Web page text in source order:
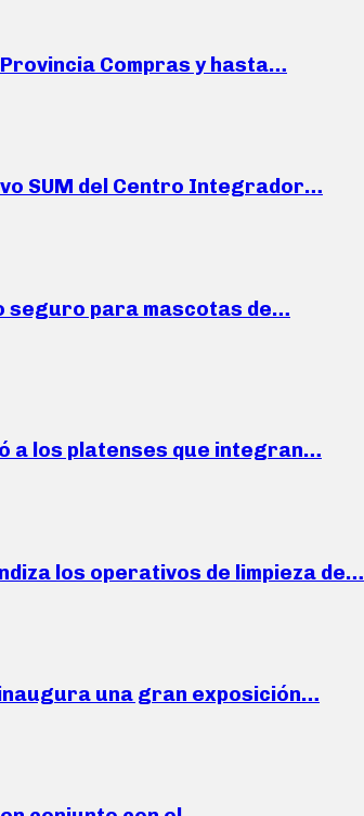
Compras y hasta…
SUM del Centro Integrador…
seguro para mascotas de…
a los platenses que integran…
los operativos de limpieza de…
una gran exposición…